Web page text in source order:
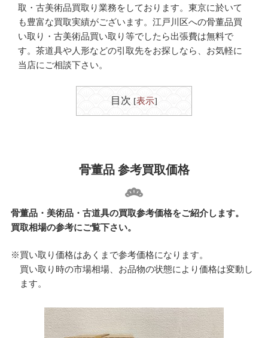
取・古美術品買取り業務をしております。東京に於いて
も豊富な買取実績がございます。江戸川区への骨董品買
い取り・古美術品買い取り等でしたら出張費は無料で
す。茶道具や人形などの引取先をお探しなら、お気軽に
当店にご相談下さい。
目次 [表示]
骨董品 参考買取価格
骨董品・美術品・古道具の買取参考価格をご紹介します。
買取相場の参考にご覧下さい。
※買い取り価格はあくまで参考価格になります。
買い取り時の市場相場、お品物の状態により価格は変動し
ます。